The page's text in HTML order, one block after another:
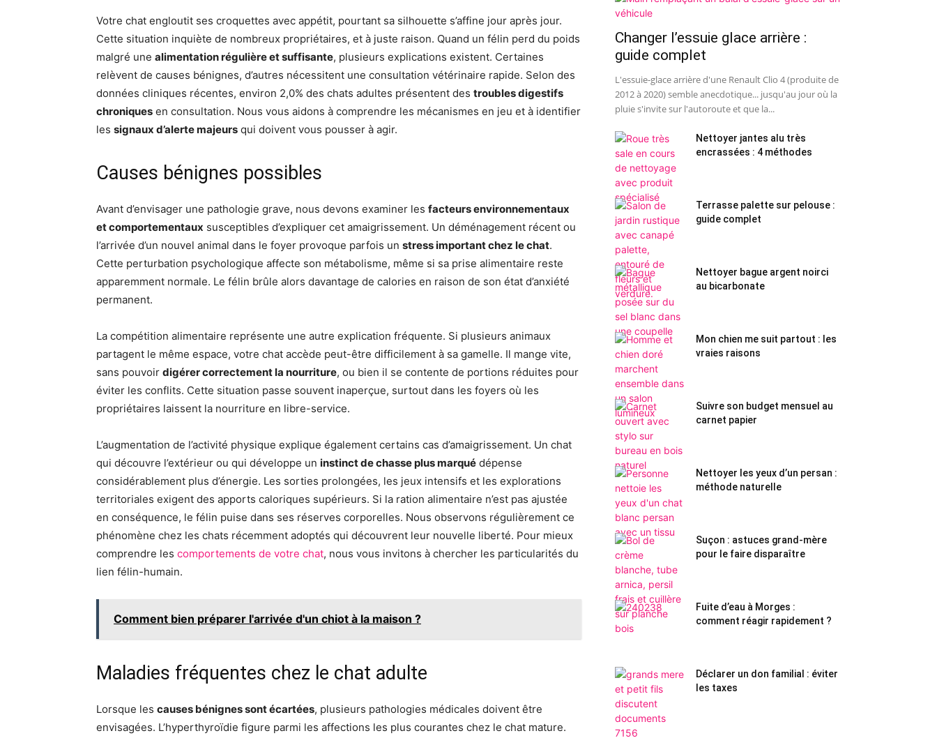
Votre chat engloutit ses croquettes avec appétit, pourtant sa silhouette s’affine jour après jour.
Cette situation inquiète de nombreux propriétaires, et à juste raison. Quand un félin perd du poids
malgré une alimentation régulière et suffisante, plusieurs explications existent. Certaines
relèvent de causes bénignes, d’autres nécessitent une consultation vétérinaire rapide. Selon des
données cliniques récentes, environ 2,0% des chats adultes présentent des troubles digestifs
chroniques en consultation. Nous vous aidons à comprendre les mécanismes en jeu et à identifier
les signaux d’alerte majeurs qui doivent vous pousser à agir.
Causes bénignes possibles
Avant d’envisager une pathologie grave, nous devons examiner les facteurs environnementaux
et comportementaux susceptibles d’expliquer cet amaigrissement. Un déménagement récent ou
l’arrivée d’un nouvel animal dans le foyer provoque parfois un stress important chez le chat.
Cette perturbation psychologique affecte son métabolisme, même si sa prise alimentaire reste
apparemment normale. Le félin brûle alors davantage de calories en raison de son état d’anxiété
permanent.
La compétition alimentaire représente une autre explication fréquente. Si plusieurs animaux
partagent le même espace, votre chat accède peut-être difficilement à sa gamelle. Il mange vite,
sans pouvoir digérer correctement la nourriture, ou bien il se contente de portions réduites pour
éviter les conflits. Cette situation passe souvent inaperçue, surtout dans les foyers où les
propriétaires laissent la nourriture en libre-service.
L’augmentation de l’activité physique explique également certains cas d’amaigrissement. Un chat
qui découvre l’extérieur ou qui développe un instinct de chasse plus marqué dépense
considérablement plus d’énergie. Les sorties prolongées, les jeux intensifs et les explorations
territoriales exigent des apports caloriques supérieurs. Si la ration alimentaire n’est pas ajustée
en conséquence, le félin puise dans ses réserves corporelles. Nous observons régulièrement ce
phénomène chez les chats récemment adoptés qui découvrent leur nouvelle liberté. Pour mieux
comprendre les comportements de votre chat, nous vous invitons à chercher les particularités du
lien félin-humain.
Comment bien préparer l'arrivée d'un chiot à la maison ?
Maladies fréquentes chez le chat adulte
Lorsque les causes bénignes sont écartées, plusieurs pathologies médicales doivent être
envisagées. L’hyperthyroïdie figure parmi les affections les plus courantes chez le chat mature.
Changer l’essuie glace arrière :
guide complet
L'essuie-glace arrière d'une Renault Clio 4 (produite de
2012 à 2020) semble anecdotique... jusqu'au jour où la
pluie s'invite sur l'autoroute et que la...
Nettoyer jantes alu très
encrassées : 4 méthodes
Terrasse palette sur pelouse :
guide complet
Nettoyer bague argent noirci
au bicarbonate
Mon chien me suit partout : les
vraies raisons
Suivre son budget mensuel au
carnet papier
Nettoyer les yeux d’un persan :
méthode naturelle
Suçon : astuces grand-mère
pour le faire disparaître
Fuite d’eau à Morges :
comment réagir rapidement ?
Déclarer un don familial : éviter
les taxes